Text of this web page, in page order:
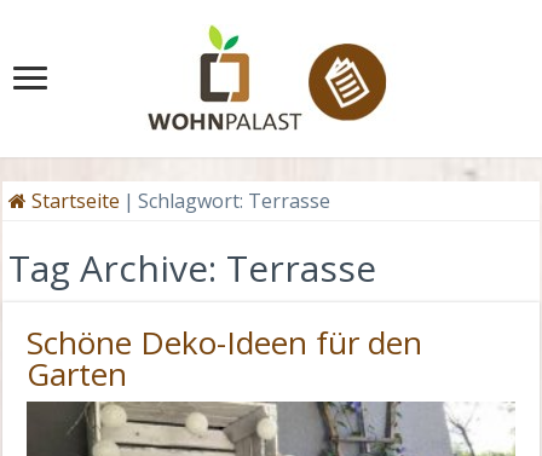
Startseite | Schlagwort: Terrasse
Tag Archive: Terrasse
Schöne Deko-Ideen für den
Garten